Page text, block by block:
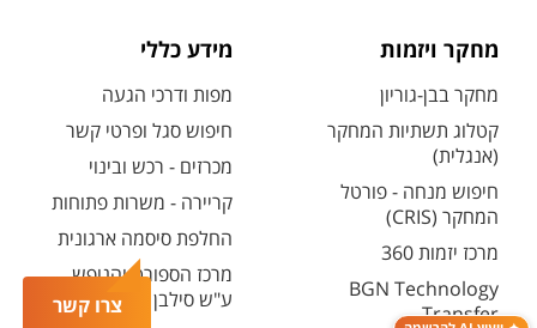
צרו קשר
מחקר ויזמות
מחקר בבן-גוריון
קטלוג תשתיות המחקר
(אנגלית)
חיפוש מנחה - פורטל
המחקר (CRIS)
מרכז יזמות 360
BGN Technology
Transfer
מידע כללי
מפות ודרכי הגעה
חיפוש סגל ופרטי קשר
מכרזים - רכש ובינוי
קריירה - משרות פתוחות
החלפת סיסמה ארגונית
מרכז הספורט והנופש
ע"ש סילבן אדמס